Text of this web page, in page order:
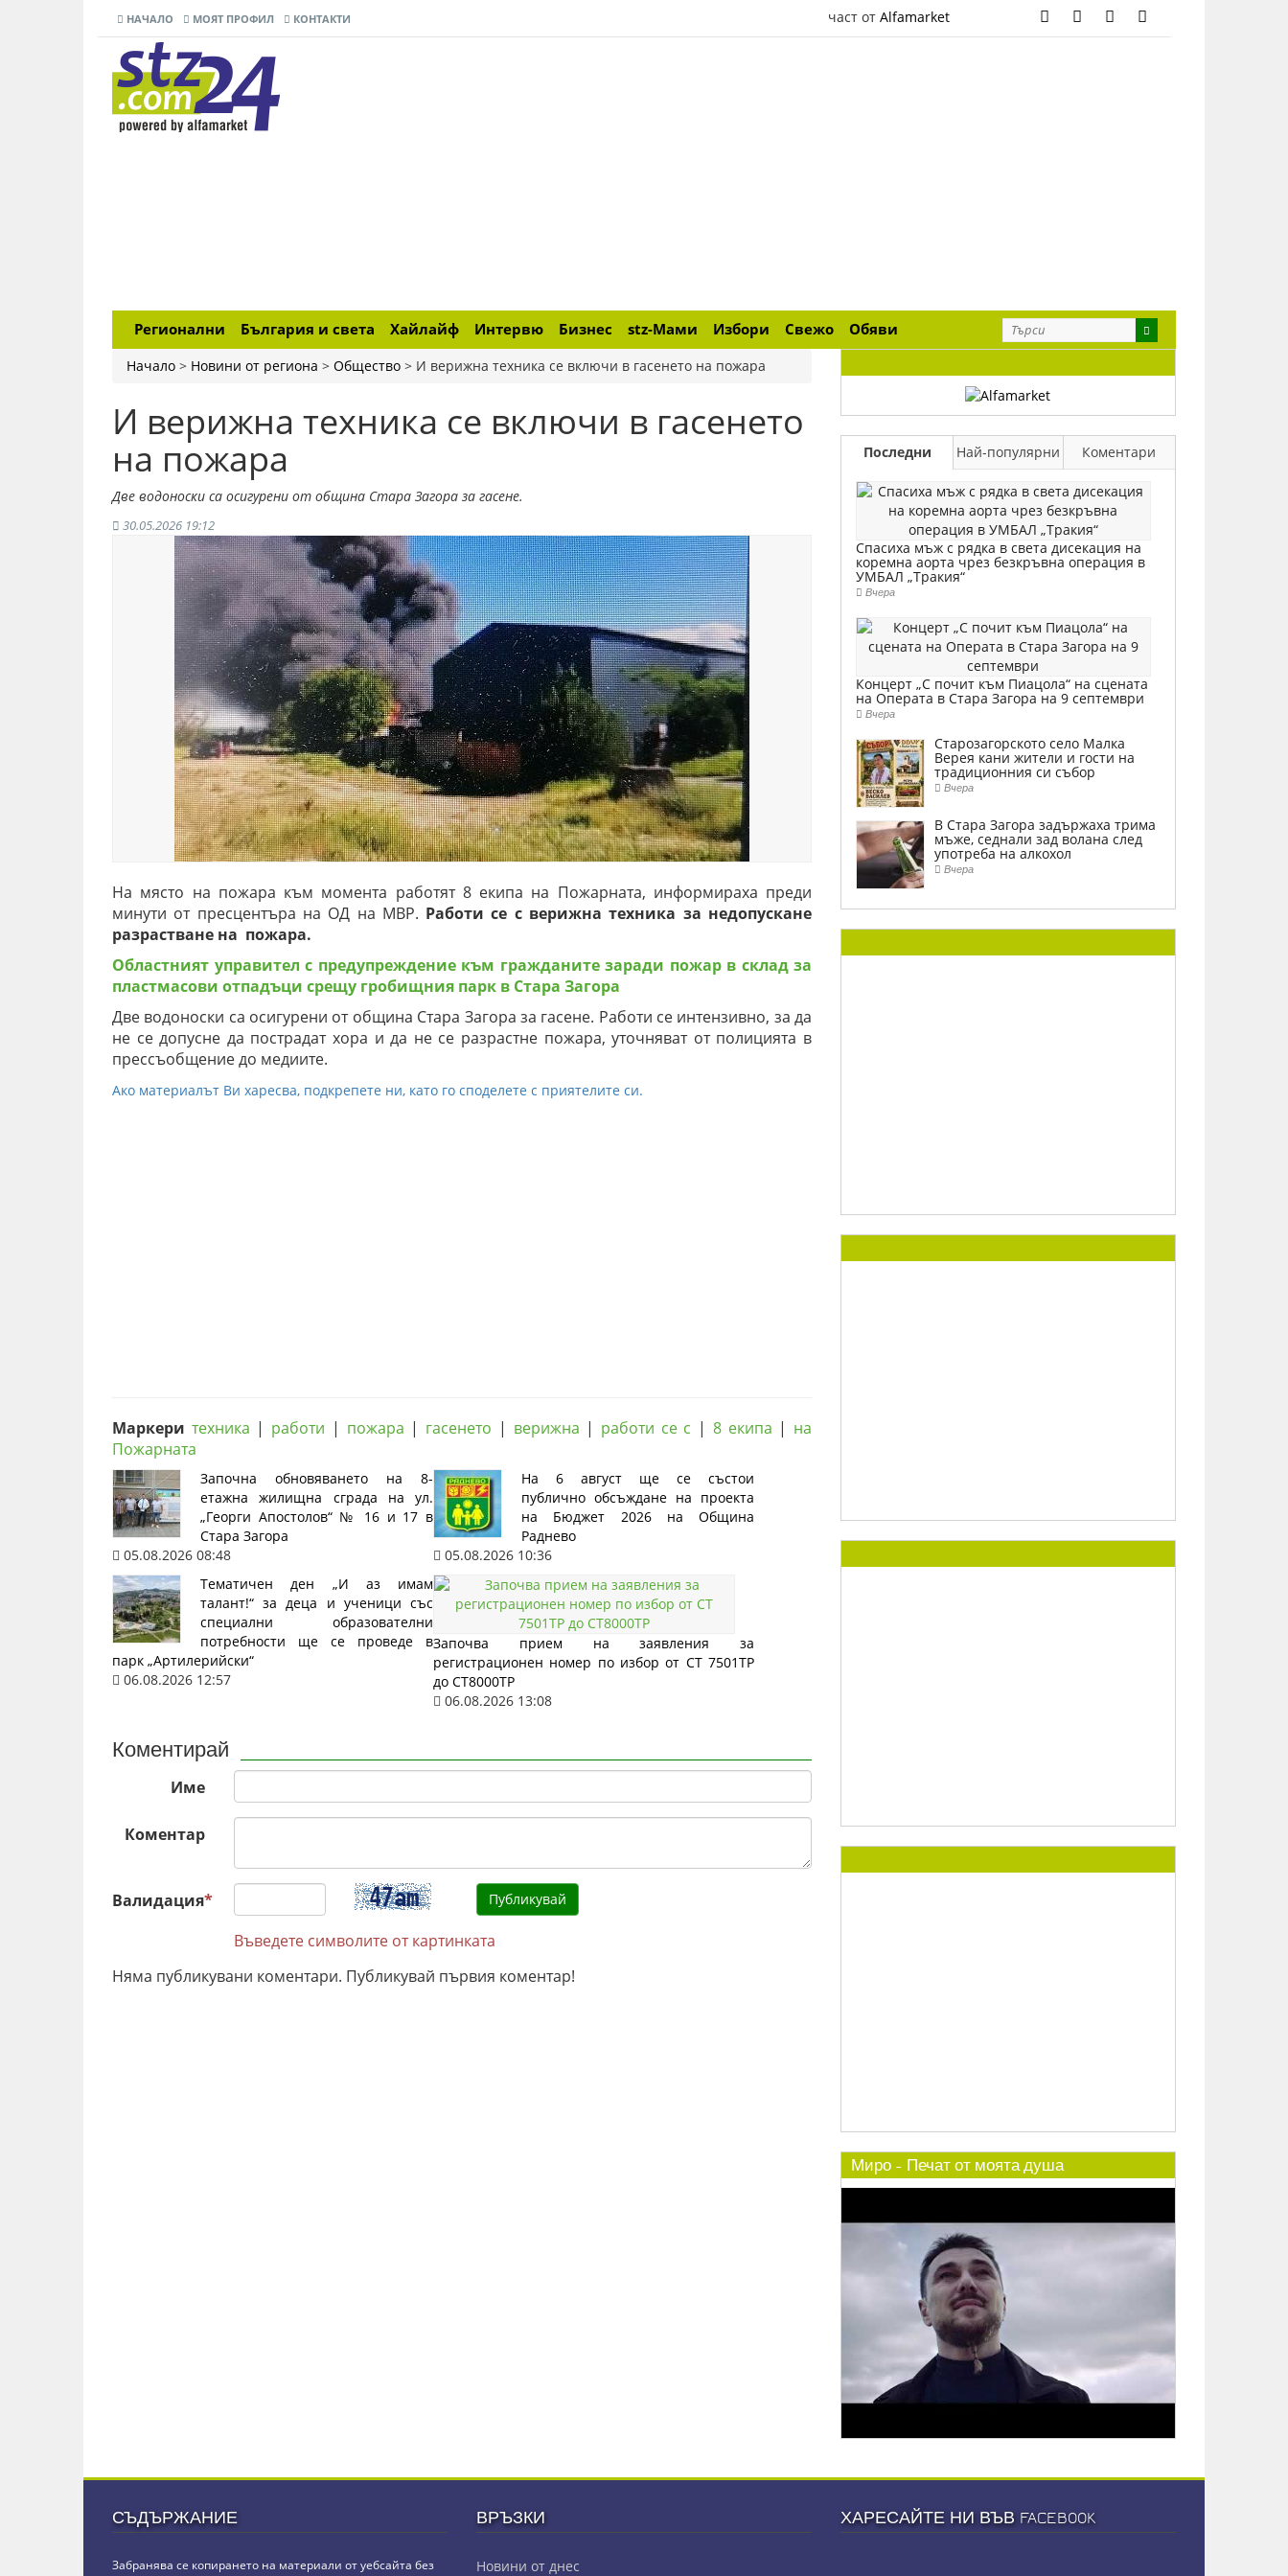
НАЧАЛО МОЯТ ПРОФИЛ КОНТАКТИ част от Alfamarket
Регионални България и света Хайлайф Интервю Бизнес stz-Мами Избори Свежо Обяви
Начало > Новини от региона > Общество > И верижна техника се включи в гасенето на пожара
И верижна техника се включи в гасенето
на пожара
Две водоноски са осигурени от община Стара Загора за гасене.
30.05.2026 19:12
На място на пожара към момента работят 8 екипа на Пожарната, информираха преди
минути от пресцентъра на ОД на МВР. Работи се с верижна техника за недопускане
разрастване на пожара.
Областният управител с предупреждение към гражданите заради пожар в склад за
пластмасови отпадъци срещу гробищния парк в Стара Загора
Две водоноски са осигурени от община Стара Загора за гасене. Работи се интензивно, за да
не се допусне да пострадат хора и да не се разрастне пожара, уточняват от полицията в
прессъобщение до медиите.
Ако материалът Ви харесва, подкрепете ни, като го споделете с приятелите си.
Маркери техника | работи | пожара | гасенето | верижна | работи се с | 8 екипа | на
Пожарната
Започна обновяването на 8-
етажна жилищна сграда на ул.
„Георги Апостолов“ № 16 и 17 в
Стара Загора
05.08.2026 08:48
На 6 август ще се състои
публично обсъждане на проекта
на Бюджет 2026 на Община
Раднево
05.08.2026 10:36
Тематичен ден „И аз имам
талант!“ за деца и ученици със
специални образователни
потребности ще се проведе в
парк „Артилерийски“
06.08.2026 12:57
Започва прием на заявления за
регистрационен номер по избор от СТ 7501ТР
до СТ8000ТР
06.08.2026 13:08
Коментирай
Име
Коментар
Валидация*
Въведете символите от картинката
Няма публикувани коментари. Публикувай първия коментар!
Последни Най-популярни Коментари
Спасиха мъж с рядка в света дисекация на
коремна аорта чрез безкръвна операция в
УМБАЛ „Тракия“
Вчера
Концерт „С почит към Пиацола“ на сцената
на Операта в Стара Загора на 9 септември
Вчера
Старозагорското село Малка
Верея кани жители и гости на
традиционния си събор
Вчера
В Стара Загора задържаха трима
мъже, седнали зад волана след
употреба на алкохол
Вчера
Миро - Печат от моята душа
СЪДЪРЖАНИЕ
Забранява се копирането на материали от уебсайта без
ВРЪЗКИ
Новини от днес
ХАРЕСАЙТЕ НИ ВЪВ FACEBOOK